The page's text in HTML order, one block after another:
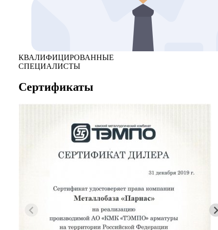
КВАЛИФИЦИРОВАННЫЕ
СПЕЦИАЛИСТЫ
Сертификаты